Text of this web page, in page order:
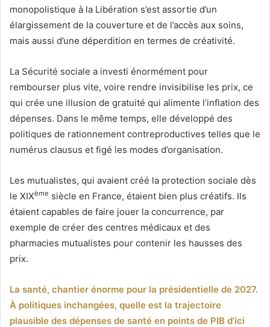
monopolistique à la Libération s’est assortie d’un
élargissement de la couverture et de l’accès aux soins,
mais aussi d’une déperdition en termes de créativité.
La Sécurité sociale a investi énormément pour
rembourser plus vite, voire rendre invisibilise les prix, ce
qui crée une illusion de gratuité qui alimente l’inflation des
dépenses. Dans le même temps, elle développé des
politiques de rationnement contreproductives telles que le
numérus clausus et figé les modes d’organisation.
Les mutualistes, qui avaient créé la protection sociale dès
le XIXème siècle en France, étaient bien plus créatifs. Ils
étaient capables de faire jouer la concurrence, par
exemple de créer des centres médicaux et des
pharmacies mutualistes pour contenir les hausses des
prix.
La santé, chantier énorme pour la présidentielle de 2027.
À politiques inchangées, quelle est la trajectoire
plausible des dépenses de santé en points de PIB d’ici